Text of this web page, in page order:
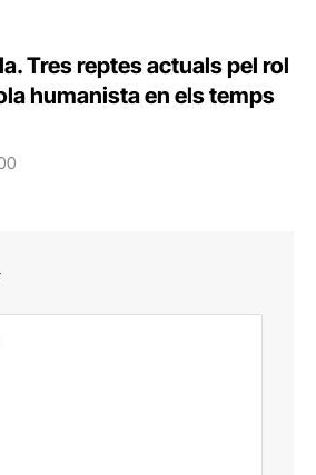
Tres reptes actuals pel rol
humanista en els temps